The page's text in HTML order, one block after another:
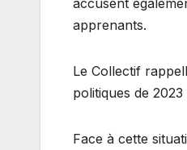
apprenants.
Le Collectif
politiques de
Face à cette